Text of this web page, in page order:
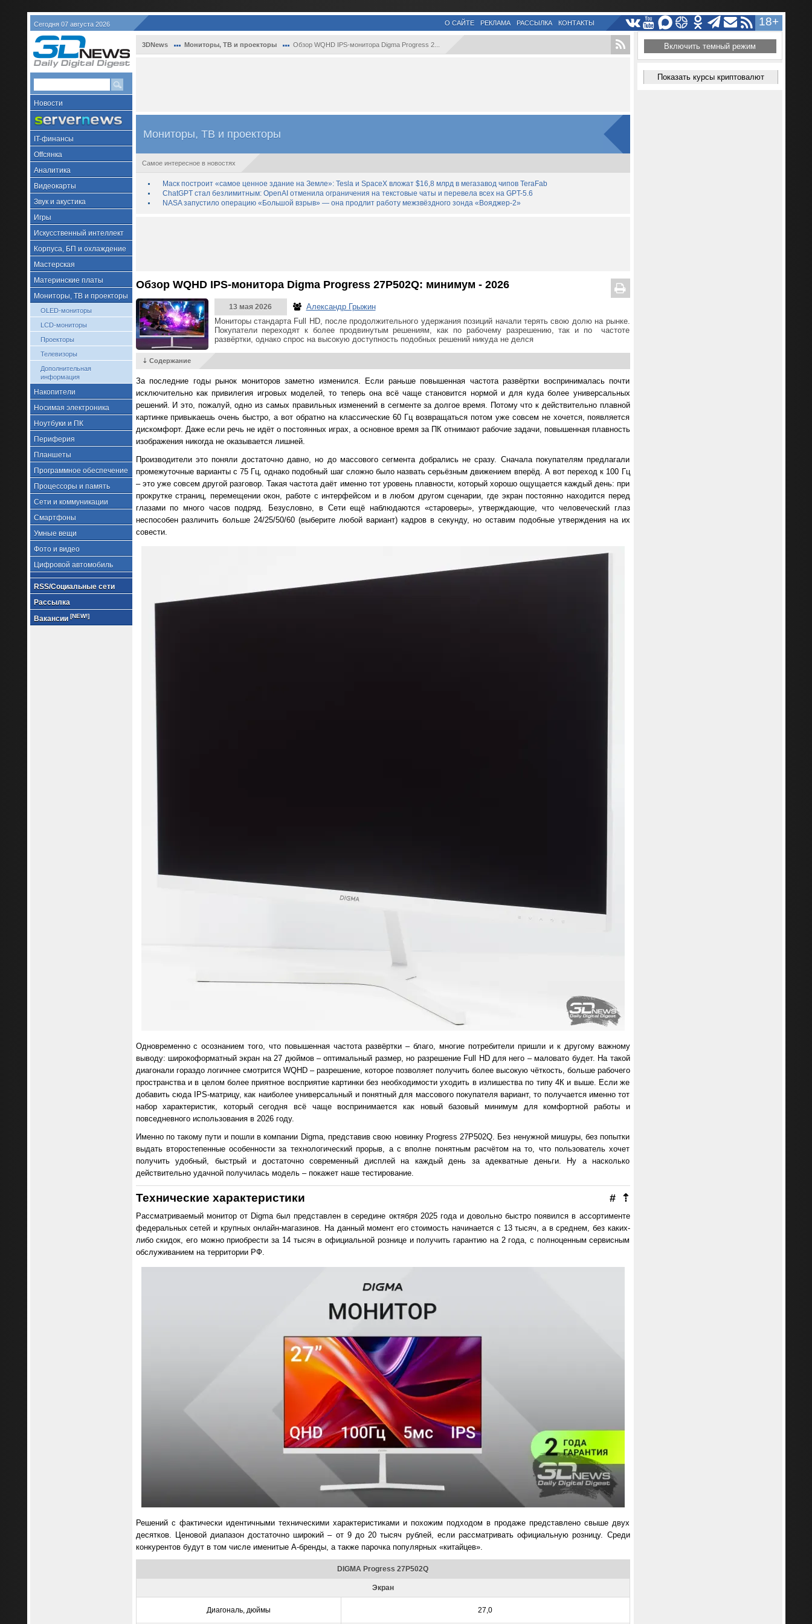
Сегодня 07 августа 2026 18+
О САЙТЕ РЕКЛАМА РАССЫЛКА КОНТАКТЫ
Новости
IT-финансы
Offсянка
Аналитика
Видеокарты
Звук и акустика
Игры
Искусственный интеллект
Корпуса, БП и охлаждение
Мастерская
Материнские платы
Мониторы, ТВ и проекторы
OLED-мониторы
LCD-мониторы
Проекторы
Телевизоры
Дополнительная
информация
Накопители
Носимая электроника
Ноутбуки и ПК
Периферия
Планшеты
Программное обеспечение
Процессоры и память
Сети и коммуникации
Смартфоны
Умные вещи
Фото и видео
Цифровой автомобиль
RSS/Социальные сети
Рассылка
Вакансии [NEW!]
3DNews Мониторы, ТВ и проекторы Обзор WQHD IPS-монитора Digma Progress 2...
Мониторы, ТВ и проекторы
Самое интересное в новостях
Маск построит «самое ценное здание на Земле»: Tesla и SpaceX вложат $16,8 млрд в мегазавод чипов TeraFab
ChatGPT стал безлимитным: OpenAI отменила ограничения на текстовые чаты и перевела всех на GPT-5.6
NASA запустило операцию «Большой взрыв» — она продлит работу межзвёздного зонда «Вояджер-2»
Обзор WQHD IPS-монитора Digma Progress 27P502Q: минимум - 2026
13 мая 2026
Александр Грыжин
Мониторы стандарта Full HD, после продолжительного удержания позиций начали терять свою долю на рынке.
Покупатели переходят к более продвинутым решениям, как по рабочему разрешению, так и по частоте
развёртки, однако спрос на высокую доступность подобных решений никуда не делся
⇣ Содержание
За последние годы рынок мониторов заметно изменился. Если раньше повышенная частота развёртки воспринималась почти
исключительно как привилегия игровых моделей, то теперь она всё чаще становится нормой и для куда более универсальных
решений. И это, пожалуй, одно из самых правильных изменений в сегменте за долгое время. Потому что к действительно плавной
картинке привыкаешь очень быстро, а вот обратно на классические 60 Гц возвращаться потом уже совсем не хочется, появляется
дискомфорт. Даже если речь не идёт о постоянных играх, а основное время за ПК отнимают рабочие задачи, повышенная плавность
изображения никогда не оказывается лишней.
Производители это поняли достаточно давно, но до массового сегмента добрались не сразу. Сначала покупателям предлагали
промежуточные варианты с 75 Гц, однако подобный шаг сложно было назвать серьёзным движением вперёд. А вот переход к 100 Гц
– это уже совсем другой разговор. Такая частота даёт именно тот уровень плавности, который хорошо ощущается каждый день: при
прокрутке страниц, перемещении окон, работе с интерфейсом и в любом другом сценарии, где экран постоянно находится перед
глазами по много часов подряд. Безусловно, в Сети ещё наблюдаются «староверы», утверждающие, что человеческий глаз
неспособен различить больше 24/25/50/60 (выберите любой вариант) кадров в секунду, но оставим подобные утверждения на их
совести.
Одновременно с осознанием того, что повышенная частота развёртки – благо, многие потребители пришли и к другому важному
выводу: широкоформатный экран на 27 дюймов – оптимальный размер, но разрешение Full HD для него – маловато будет. На такой
диагонали гораздо логичнее смотрится WQHD – разрешение, которое позволяет получить более высокую чёткость, больше рабочего
пространства и в целом более приятное восприятие картинки без необходимости уходить в излишества по типу 4К и выше. Если же
добавить сюда IPS-матрицу, как наиболее универсальный и понятный для массового покупателя вариант, то получается именно тот
набор характеристик, который сегодня всё чаще воспринимается как новый базовый минимум для комфортной работы и
повседневного использования в 2026 году.
Именно по такому пути и пошли в компании Digma, представив свою новинку Progress 27P502Q. Без ненужной мишуры, без попытки
выдать второстепенные особенности за технологический прорыв, а с вполне понятным расчётом на то, что пользователь хочет
получить удобный, быстрый и достаточно современный дисплей на каждый день за адекватные деньги. Ну а насколько
действительно удачной получилась модель – покажет наше тестирование.
⇡
#
Технические характеристики
Рассматриваемый монитор от Digma был представлен в середине октября 2025 года и довольно быстро появился в ассортименте
федеральных сетей и крупных онлайн-магазинов. На данный момент его стоимость начинается с 13 тысяч, а в среднем, без каких-
либо скидок, его можно приобрести за 14 тысяч в официальной рознице и получить гарантию на 2 года, с полноценным сервисным
обслуживанием на территории РФ.
Решений с фактически идентичными техническими характеристиками и похожим подходом в продаже представлено свыше двух
десятков. Ценовой диапазон достаточно широкий – от 9 до 20 тысяч рублей, если рассматривать официальную розницу. Среди
конкурентов будут в том числе именитые А-бренды, а также парочка популярных «китайцев».
DIGMA Progress 27P502Q
Экран
Диагональ, дюймы 27,0
Включить темный режим
Показать курсы криптовалют